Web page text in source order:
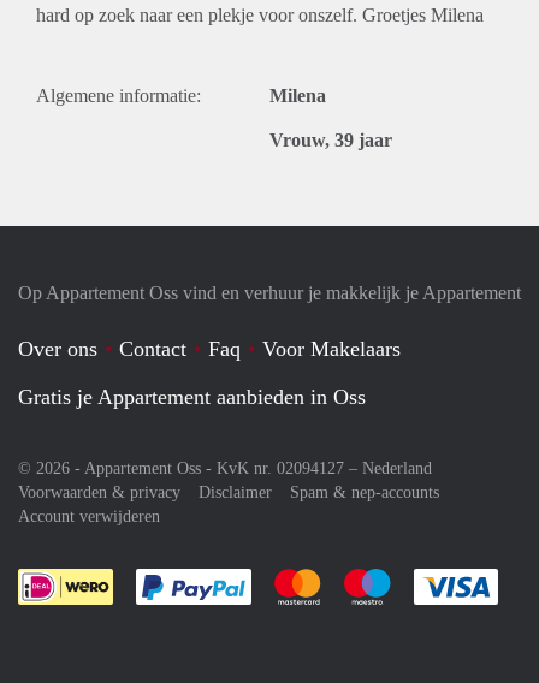
hard op zoek naar een plekje voor onszelf. Groetjes Milena
Algemene informatie: Milena
Vrouw, 39 jaar
Op Appartement Oss vind en verhuur je makkelijk je Appartement
Over ons Contact Faq
Voor Makelaars
Gratis je Appartement aanbieden in Oss
© 2026 - Appartement Oss - KvK nr. 02094127 – Nederland
Voorwaarden & privacy
Disclaimer
Spam & nep-accounts
Account verwijderen
Je rekent gemakkelijk af met Paypal
Je rekent gemakkelijk af met
Je rekent